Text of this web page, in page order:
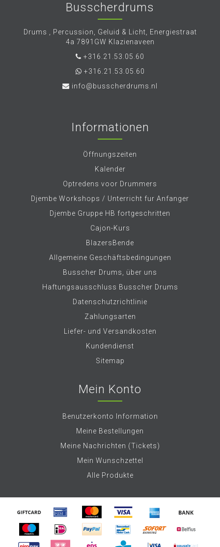
Busscherdrums
Drums , Percussion, Geluid & Licht, Energiestraat
4a 7891GW Klazienaveen
+316.21.53.05.60
+316.21.53.05.60
info@busscherdrums.nl
Informationen
Öffnungszeiten
Kalender
Optredens voor Drummers
Djembe Workshops / Unterricht fur Anfanger
Djembe Gruppe HB fortgeschritten
Cajon-Kurs
BlazersBende
Allgemeine Geschäftsbedingungen
Busscher Drums, über uns
Haftungsausschluss Busscher Drums
Datenschutzrichtlinie
Zahlungsarten
Liefer- und Versandkosten
Kundendienst
Sitemap
Mein Konto
Benutzerkonto Information
Meine Bestellungen
Meine Nachrichten (Tickets)
Mein Wunschzettel
Alle Produkte